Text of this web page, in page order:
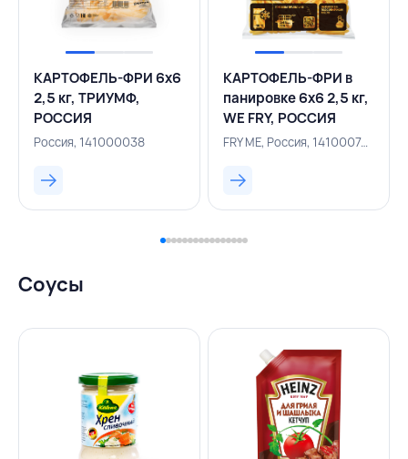
КАРТОФЕЛЬ-ФРИ 6х6
2,5 кг, ТРИУМФ,
РОССИЯ
Россия, 141000038
КАРТОФЕЛЬ-ФРИ в
панировке 6х6 2,5 кг,
WE FRY, РОССИЯ
FRY ME, Россия, 141000749
Соусы